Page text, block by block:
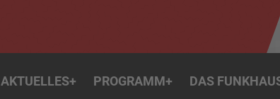
AKTUELLES+ PROGRAMM+ DAS